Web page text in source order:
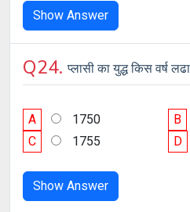
Show Answer
Q24.प्लासी का युद्ध किस वर्ष
A 1750 B
C
1755 D
Show Answer